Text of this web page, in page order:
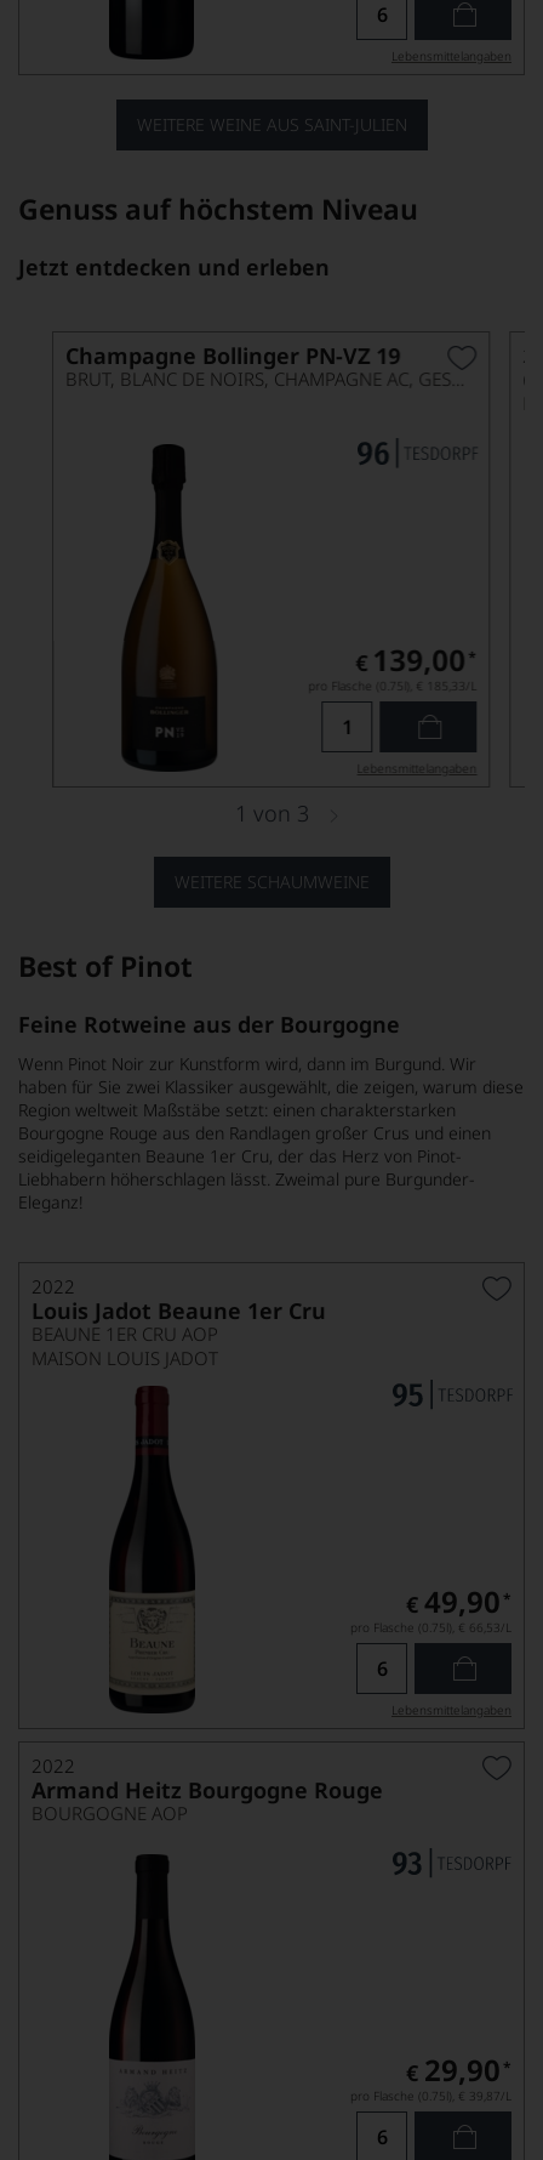
Lebensmittel­angaben
WEITERE WEINE AUS SAINT-JULIEN
Genuss auf höchstem Niveau
Jetzt entdecken und erleben
WEITERE SCHAUMWEINE
Champagne Bollinger PN-VZ 19
BRUT, BLANC DE NOIRS, CHAMPAGNE AC, GESCHENKETUI
€ 139,00 *
pro Flasche (0.75l), € 185,33 /L
Lebensmittel­angaben
1 von 3
Best of Pinot
Feine Rotweine aus der Bourgogne
Wenn Pinot Noir zur Kunstform wird, dann im Burgund. Wir
haben für Sie zwei Klassiker ausgewählt, die zeigen, warum diese
Region weltweit Maßstäbe setzt: einen charakterstarken
Bourgogne Rouge aus den Randlagen großer Crus und einen
seidigeleganten Beaune 1er Cru, der das Herz von Pinot-
Liebhabern höherschlagen lässt. Zweimal pure Burgunder-
Eleganz!
2022
Louis Jadot Beaune 1er Cru
BEAUNE 1ER CRU AOP
MAISON LOUIS JADOT
€ 49,90 *
pro Flasche (0.75l), € 66,53/L
Lebensmittel­angaben
2022
Armand Heitz Bourgogne Rouge
BOURGOGNE AOP
€ 29,90 *
pro Flasche (0.75l), € 39,87/L